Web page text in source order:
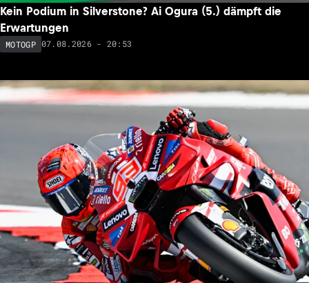
Kein Podium in Silverstone? Ai Ogura (5.) dämpft die
Erwartungen
MOTOGP 07.08.2026 - 20:53